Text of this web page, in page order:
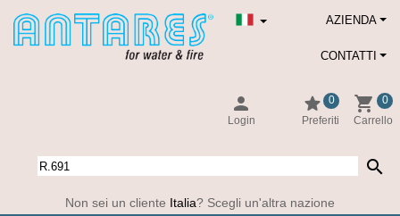
AZIENDA
person
Login
star
0
Preferiti
shopping_cart
0
Carrello
CONTATTI
search
Non sei un cliente Italia? Scegli un'altra nazione